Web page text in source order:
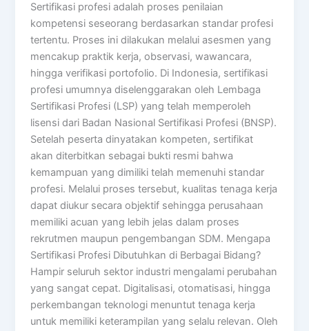
Sertifikasi profesi adalah proses penilaian
kompetensi seseorang berdasarkan standar profesi
tertentu. Proses ini dilakukan melalui asesmen yang
mencakup praktik kerja, observasi, wawancara,
hingga verifikasi portofolio. Di Indonesia, sertifikasi
profesi umumnya diselenggarakan oleh Lembaga
Sertifikasi Profesi (LSP) yang telah memperoleh
lisensi dari Badan Nasional Sertifikasi Profesi (BNSP).
Setelah peserta dinyatakan kompeten, sertifikat
akan diterbitkan sebagai bukti resmi bahwa
kemampuan yang dimiliki telah memenuhi standar
profesi. Melalui proses tersebut, kualitas tenaga kerja
dapat diukur secara objektif sehingga perusahaan
memiliki acuan yang lebih jelas dalam proses
rekrutmen maupun pengembangan SDM. Mengapa
Sertifikasi Profesi Dibutuhkan di Berbagai Bidang?
Hampir seluruh sektor industri mengalami perubahan
yang sangat cepat. Digitalisasi, otomatisasi, hingga
perkembangan teknologi menuntut tenaga kerja
untuk memiliki keterampilan yang selalu relevan. Oleh